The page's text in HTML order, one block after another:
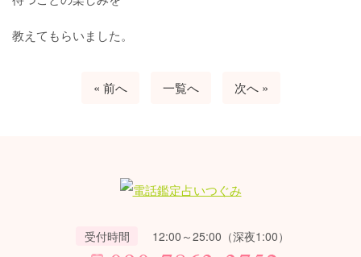
教えてもらいました。
« 前へ 一覧へ 次へ »
受付時間 12:00～25:00（深夜1:00）